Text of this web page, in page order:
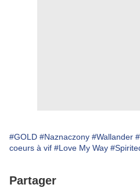
#GOLD #Naznaczony #Wallander
coeurs à vif #Love My Way
Partager